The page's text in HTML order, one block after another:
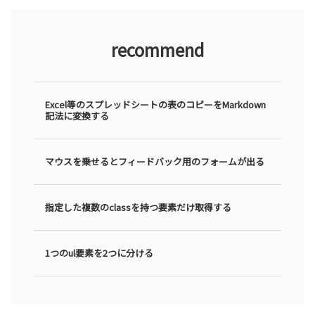
recommend
Excel等のスプレッドシートの表のコピーをMarkdown
記法に変換する
マウスを乗せるとフィードバック用のフォームが出る
指定した複数のclassを持つ要素だけ取得する
1つのul要素を2つに分ける